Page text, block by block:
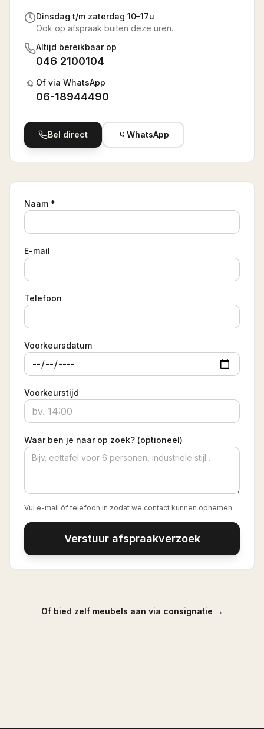
Dinsdag t/m zaterdag 10–17u
Ook op afspraak buiten deze uren.
Altijd bereikbaar op
046 2100104
Of via WhatsApp
06-18944490
Bel direct WhatsApp
Naam *
E-mail
Telefoon
Voorkeursdatum
Voorkeurstijd
Waar ben je naar op zoek? (optioneel)
Vul e-mail óf telefoon in zodat we contact kunnen opnemen.
Verstuur afspraakverzoek
Of bied zelf meubels aan via consignatie →